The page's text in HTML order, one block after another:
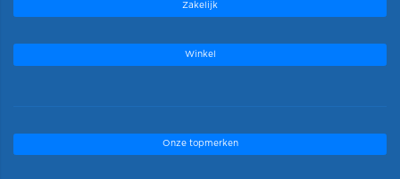
Zakelijk
Winkel
Onze topmerken